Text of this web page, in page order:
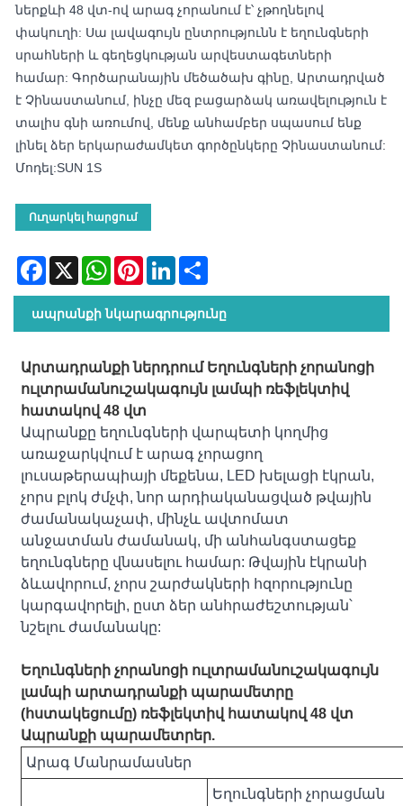
ներքևի 48 վտ-ով արագ չորանում է՝ չթողնելով
փակուղի: Սա լավագույն ընտրությունն է եղունգների
սրահների և գեղեցկության արվեստագետների
համար: Գործարանային մեծածախ գինը, Արտադրված
է Չինաստանում, ինչը մեզ բացարձակ առավելություն է
տալիս գնի առումով, մենք անհամբեր սպասում ենք
լինել ձեր երկարաժամկետ գործընկերը Չինաստանում:
Մոդել:SUN 1S
Ուղարկել հարցում
Facebook
X WhatsAppPinterestLinkedIn
ապրանքի նկարագրությունը
Արտադրանքի ներդրում Եղունգների չորանոցի
ուլտրամանուշակագույն լամպի ռեֆլեկտիվ
հատակով 48 վտ
Ապրանքը եղունգների վարպետի կողմից
առաջարկվում է արագ չորացող
լուսաթերապիայի մեքենա, LED խելացի էկրան,
չորս բլոկ ժմչփ, նոր արդիականացված թվային
ժամանակաչափ, մինչև ավտոմատ
անջատման ժամանակ, մի անհանգստացեք
եղունգները վնասելու համար: Թվային էկրանի
ձևավորում, չորս շարժակների հզորությունը
կարգավորելի, ըստ ձեր անհրաժեշտության՝
նշելու ժամանակը:
Եղունգների չորանոցի ուլտրամանուշակագույն
լամպի արտադրանքի պարամետրը
(հստակեցումը) ռեֆլեկտիվ հատակով 48 վտ
Ապրանքի պարամետրեր.
Արագ Մանրամասներ
Եղունգների չորացման